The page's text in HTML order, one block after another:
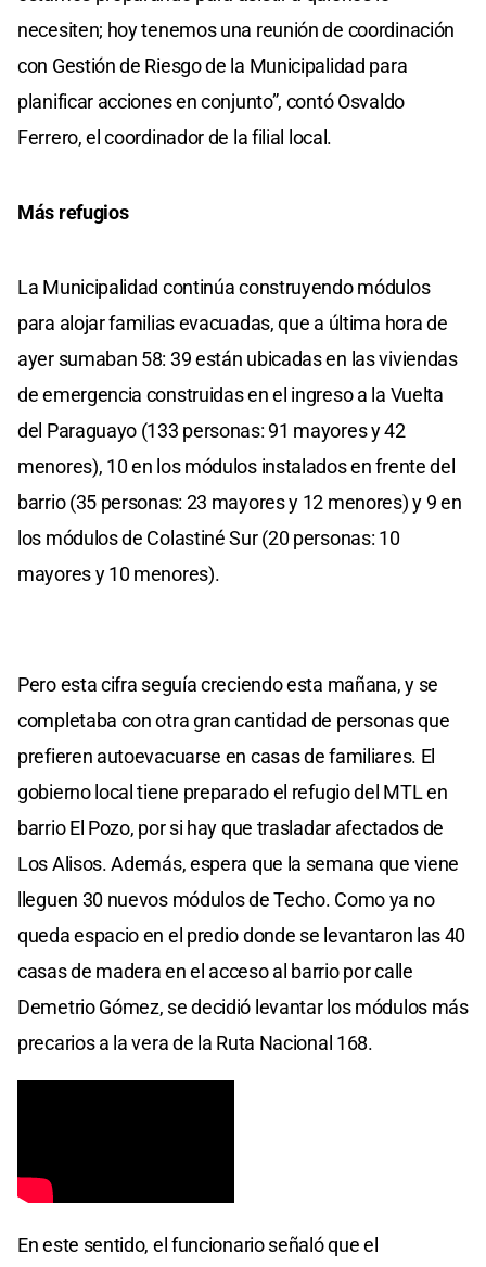
necesiten; hoy tenemos una reunión de coordinación
con Gestión de Riesgo de la Municipalidad para
planificar acciones en conjunto”, contó Osvaldo
Ferrero, el coordinador de la filial local.
Más refugios
La Municipalidad continúa construyendo módulos
para alojar familias evacuadas, que a última hora de
ayer sumaban 58: 39 están ubicadas en las viviendas
de emergencia construidas en el ingreso a la Vuelta
del Paraguayo (133 personas: 91 mayores y 42
menores), 10 en los módulos instalados en frente del
barrio (35 personas: 23 mayores y 12 menores) y 9 en
los módulos de Colastiné Sur (20 personas: 10
mayores y 10 menores).
Pero esta cifra seguía creciendo esta mañana, y se
completaba con otra gran cantidad de personas que
prefieren autoevacuarse en casas de familiares. El
gobierno local tiene preparado el refugio del MTL en
barrio El Pozo, por si hay que trasladar afectados de
Los Alisos. Además, espera que la semana que viene
lleguen 30 nuevos módulos de Techo. Como ya no
queda espacio en el predio donde se levantaron las 40
casas de madera en el acceso al barrio por calle
Demetrio Gómez, se decidió levantar los módulos más
precarios a la vera de la Ruta Nacional 168.
En este sentido, el funcionario señaló que el